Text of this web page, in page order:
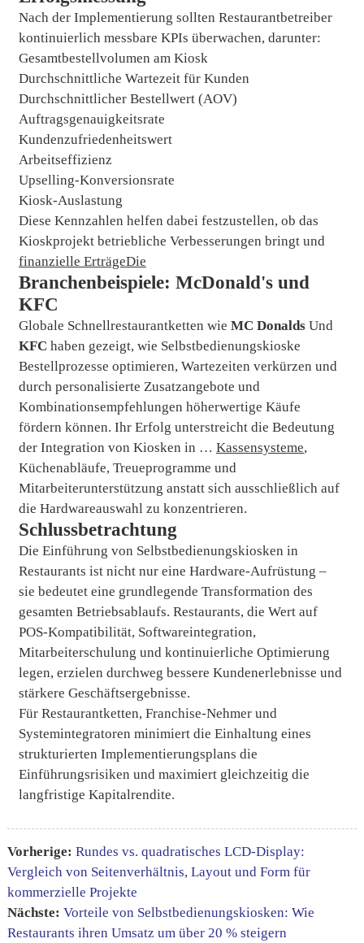
Nach der Implementierung sollten Restaurantbetreiber
kontinuierlich messbare KPIs überwachen, darunter:
Gesamtbestellvolumen am Kiosk
Durchschnittliche Wartezeit für Kunden
Durchschnittlicher Bestellwert (AOV)
Auftragsgenauigkeitsrate
Kundenzufriedenheitswert
Arbeitseffizienz
Upselling-Konversionsrate
Kiosk-Auslastung
Diese Kennzahlen helfen dabei festzustellen, ob das
Kioskprojekt betriebliche Verbesserungen bringt und
finanzielle ErträgeDie
Branchenbeispiele: McDonald's und
KFC
Globale Schnellrestaurantketten wie MC DonaldsUnd
KFC haben gezeigt, wie Selbstbedienungskioske
Bestellprozesse optimieren, Wartezeiten verkürzen und
durch personalisierte Zusatzangebote und
Kombinationsempfehlungen höherwertige Käufe
fördern können. Ihr Erfolg unterstreicht die Bedeutung
der Integration von Kiosken in … Kassensysteme,
Küchenabläufe, Treueprogramme und
Mitarbeiterunterstützung anstatt sich ausschließlich auf
die Hardwareauswahl zu konzentrieren.
Schlussbetrachtung
Die Einführung von Selbstbedienungskiosken in
Restaurants ist nicht nur eine Hardware-Aufrüstung –
sie bedeutet eine grundlegende Transformation des
gesamten Betriebsablaufs. Restaurants, die Wert auf
POS-Kompatibilität, Softwareintegration,
Mitarbeiterschulung und kontinuierliche Optimierung
legen, erzielen durchweg bessere Kundenerlebnisse und
stärkere Geschäftsergebnisse.
Für Restaurantketten, Franchise-Nehmer und
Systemintegratoren minimiert die Einhaltung eines
strukturierten Implementierungsplans die
Einführungsrisiken und maximiert gleichzeitig die
langfristige Kapitalrendite.
Vorherige: Rundes vs. quadratisches LCD-Display:
Vergleich von Seitenverhältnis, Layout und Form für
kommerzielle Projekte
Nächste: Vorteile von Selbstbedienungskiosken: Wie
Restaurants ihren Umsatz um über 20 % steigern